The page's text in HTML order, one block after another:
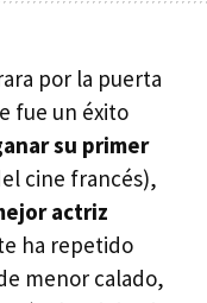
por la puerta
fue un éxito
su primer
cine francés),
actriz
ha repetido
menor calado,